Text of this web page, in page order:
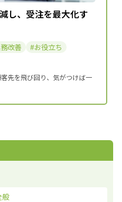
し、受注を最大化す
改善
お役立ち
先を飛び回り、気がつけば一
般